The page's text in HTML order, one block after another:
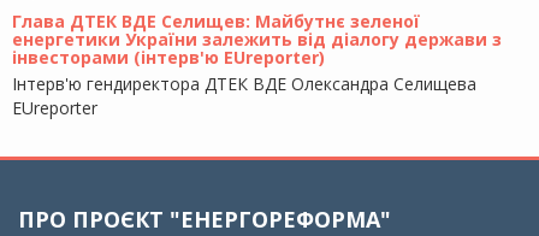
Глава ДТЕК ВДЕ Селищев: Майбутнє зеленої
енергетики України залежить від діалогу держави з
інвесторами (інтерв'ю EUreporter)
Інтерв'ю гендиректора ДТЕК ВДЕ Олександра Селищева
EUreporter
ПРО ПРОЄКТ "ЕНЕРГОРЕФОРМА"